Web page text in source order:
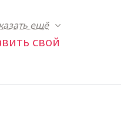
ещё
свой